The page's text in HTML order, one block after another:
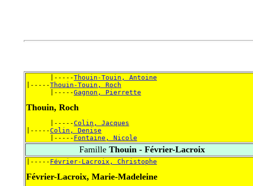
      |-----
Thouin-Touin, Antoine
|-----Thouin-Touin, Roch
      |-----
Gagnon, Pierrette
Thouin, Roch
      |-----
Colin, Jacques
|-----Colin, Denise
      |-----
Fontaine, Nicole
FamilleThouin - Février-Lacroix
|----- Février-Lacroix, Christophe
Février-Lacroix, Marie-Madeleine